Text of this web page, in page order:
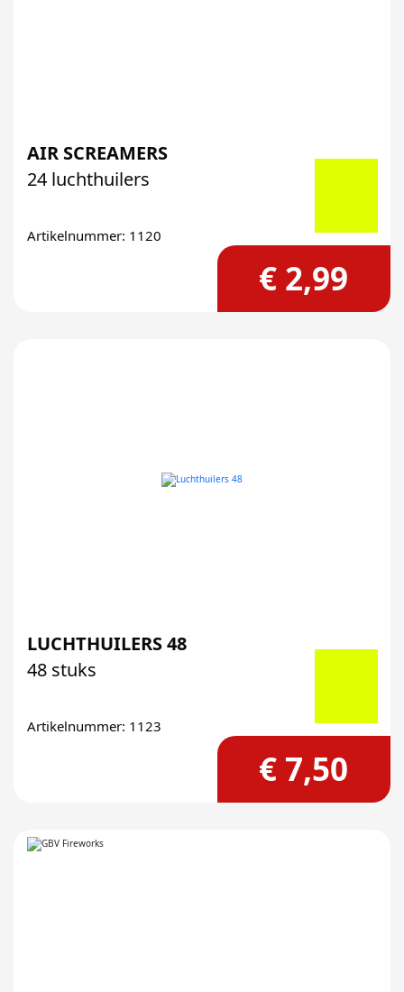
AIR SCREAMERS
24 luchthuilers
Artikelnummer: 1120
€ 2,99
LUCHTHUILERS 48
48 stuks
Artikelnummer: 1123
€ 7,50